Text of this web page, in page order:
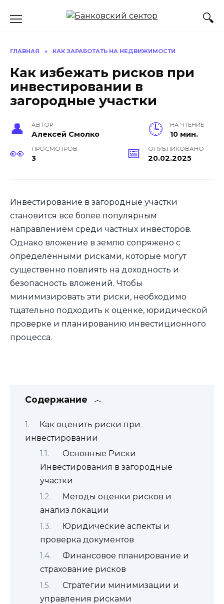
ГЛАВНАЯ » КАК ЗАРАБОТАТЬ НА НЕДВИЖИМОСТИ
Как избежать рисков при
инвестировании в
загородные участки
АВТОР
Алексей Смолко
НА ЧТЕНИЕ
10 мин.
ПРОСМОТРОВ
3
ОПУБЛИКОВАНО
20.02.2025
Инвестирование в загородные участки
становится все более популярным
направлением среди частных инвесторов.
Однако вложение в землю сопряжено с
определёнными рисками, которые могут
существенно повлиять на доходность и
безопасность вложений. Чтобы
минимизировать эти риски, необходимо
тщательно подходить к оценке, юридической
проверке и планированию инвестиционного
процесса.
Содержание
Как оценить риски при
инвестировании
Основные Риски
Инвестирования в загородные
участки
Методы оценки рисков и
анализ локации
Юридические аспекты и
проверка документов
Финансовое планирование и
страхование рисков
Стратегии минимизации и
управления рисками